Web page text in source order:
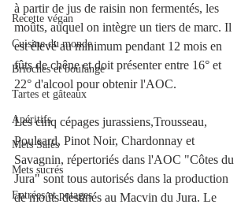
Recette végan
Cuisine du monde
Brioches et boulange
Tartes et gâteaux
Apéritifs
Mets Salés
Mets sucrés
Entrées et potages
à partir de jus de raisin non fermentés, les
moûts, auquel on intègre un tiers de marc. Il
est élevé au minimum pendant 12 mois en
fûts de chêne et doit présenter entre 16° et
22° d'alcool pour obtenir l'AOC.
Les cinq cépages jurassiens,Trousseau,
Poulsard, Pinot Noir, Chardonnay et
Savagnin, répertoriés dans l'AOC "Côtes du
Jura" sont tous autorisés dans la production
de moûts destinés au Macvin du Jura. Le